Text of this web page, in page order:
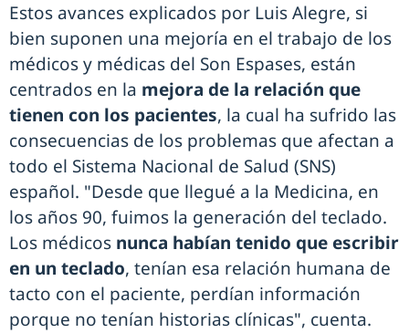
Estos avances explicados por Luis Alegre, si
bien suponen una mejoría en el trabajo de los
médicos y médicas del Son Espases, están
centrados en la mejora de la relación que
tienen con los pacientes, la cual ha sufrido las
consecuencias de los problemas que afectan a
todo el Sistema Nacional de Salud (SNS)
español. "Desde que llegué a la Medicina, en
los años 90, fuimos la generación del teclado.
Los médicos nunca habían tenido que escribir
en un teclado, tenían esa relación humana de
tacto con el paciente, perdían información
porque no tenían historias clínicas", cuenta.